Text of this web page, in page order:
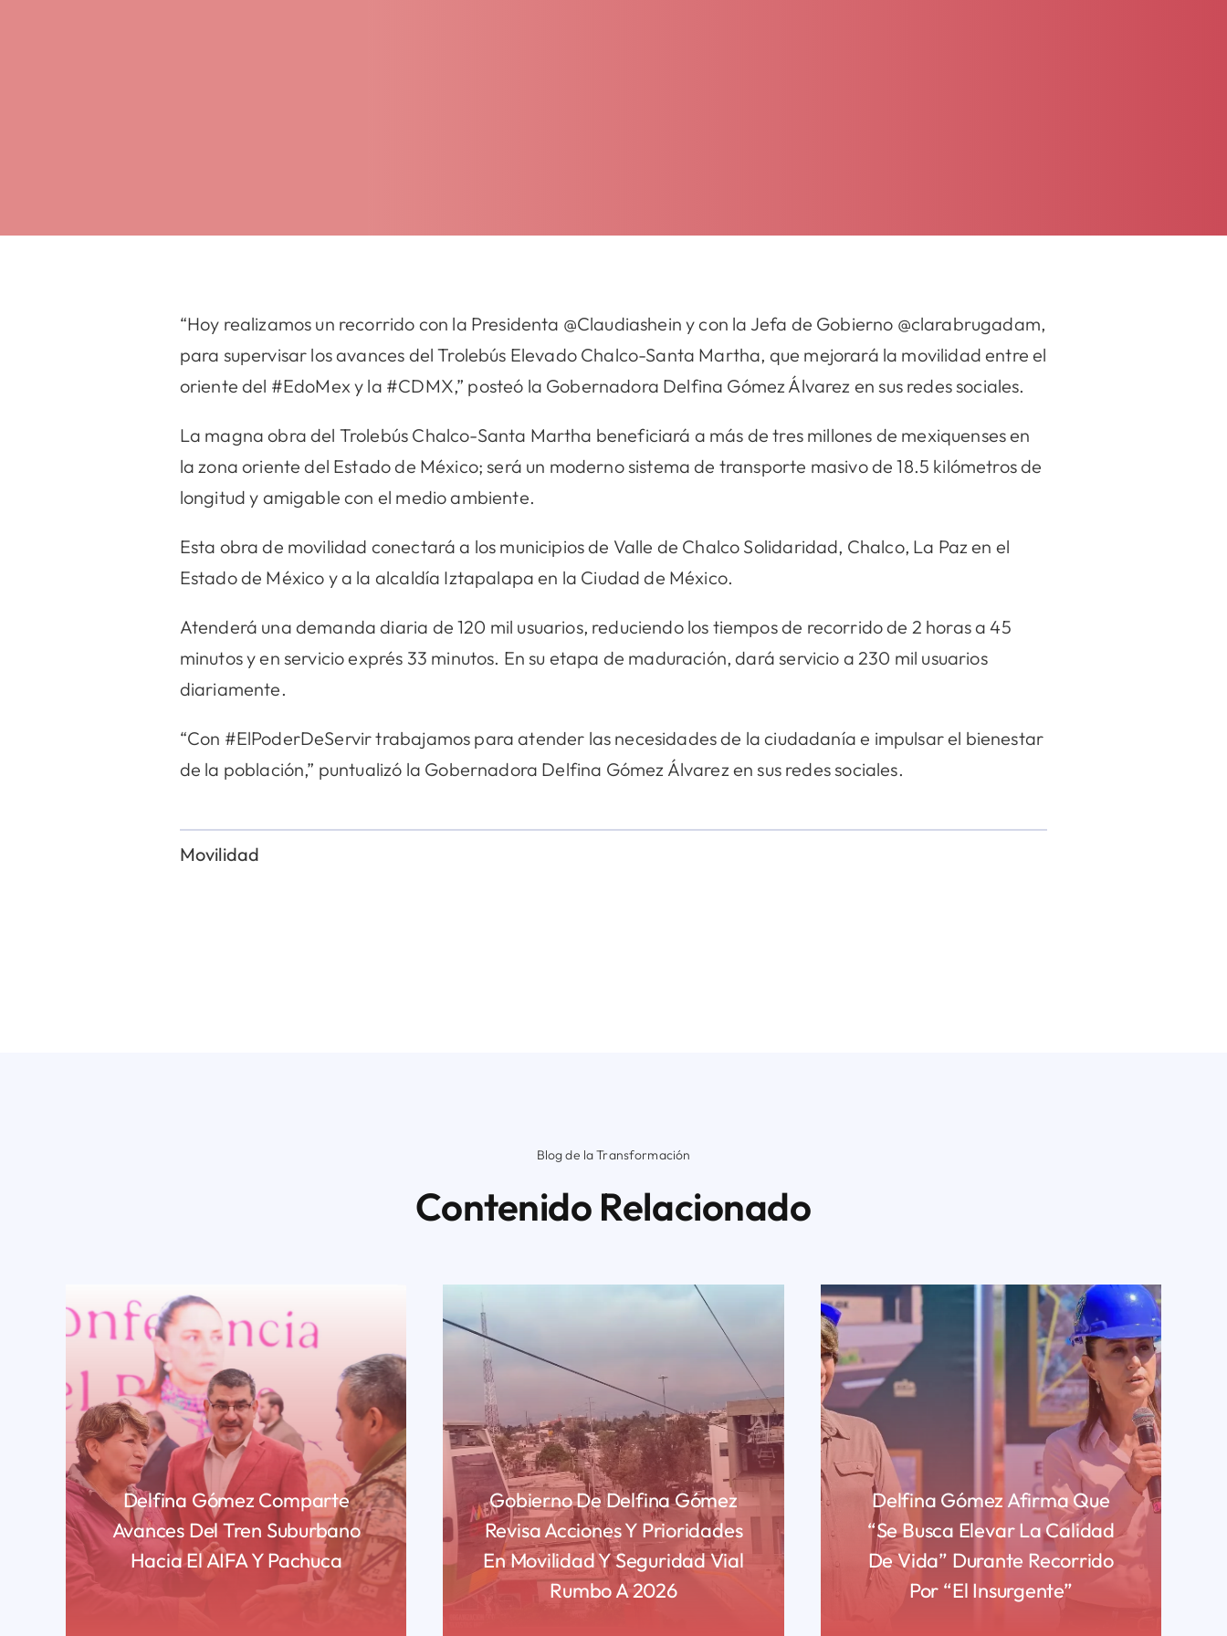
“Hoy realizamos un recorrido con la Presidenta @Claudiashein y con la Jefa de Gobierno @clarabrugadam,
para supervisar los avances del Trolebús Elevado Chalco-Santa Martha, que mejorará la movilidad entre el
oriente del #EdoMex y la #CDMX,” posteó la Gobernadora Delfina Gómez Álvarez en sus redes sociales.
La magna obra del Trolebús Chalco-Santa Martha beneficiará a más de tres millones de mexiquenses en
la zona oriente del Estado de México; será un moderno sistema de transporte masivo de 18.5 kilómetros de
longitud y amigable con el medio ambiente.
Esta obra de movilidad conectará a los municipios de Valle de Chalco Solidaridad, Chalco, La Paz en el
Estado de México y a la alcaldía Iztapalapa en la Ciudad de México.
Atenderá una demanda diaria de 120 mil usuarios, reduciendo los tiempos de recorrido de 2 horas a 45
minutos y en servicio exprés 33 minutos. En su etapa de maduración, dará servicio a 230 mil usuarios
diariamente.
“Con #ElPoderDeServir trabajamos para atender las necesidades de la ciudadanía e impulsar el bienestar
de la población,” puntualizó la Gobernadora Delfina Gómez Álvarez en sus redes sociales.
Movilidad
Blog de la Transformación
Contenido Relacionado
Delfina Gómez Comparte
Avances Del Tren Suburbano
Hacia El AIFA Y Pachuca
READ MORE
Gobierno De Delfina Gómez
Revisa Acciones Y Prioridades
En Movilidad Y Seguridad Vial
Rumbo A 2026
Delfina Gómez Afirma Que
“se Busca Elevar La Calidad
De Vida” Durante Recorrido
Por “El Insurgente”